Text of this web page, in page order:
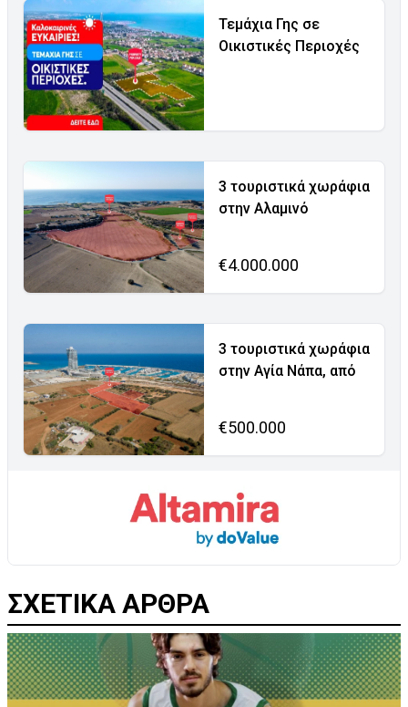
Τεμάχια Γης σε
Οικιστικές Περιοχές
3 τουριστικά χωράφια
στην Αλαμινό
€4.000.000
3 τουριστικά χωράφια
στην Αγία Νάπα, από
€500.000
ΣΧΕΤΙΚΑ ΑΡΘΡΑ